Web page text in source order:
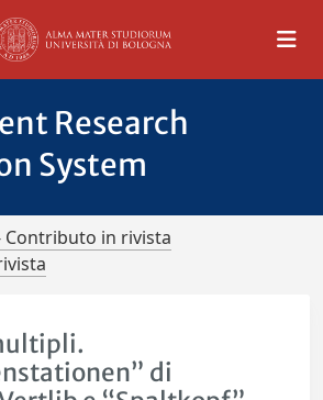
Research
System
Contributo in rivista
di